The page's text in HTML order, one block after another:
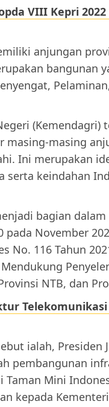
VIII Kepri
anjungan
bangunan
(Kemendagri)
masing-masing
Ini merupakan
serta keindahan
bagian
pada November
No. 116 Tahun
NTB, dan
ialah, Presiden
pembangunan
Taman Mini
kepada